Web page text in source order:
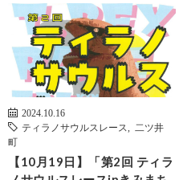
2024.10.16
ティラノサウルスレース
二ツ井
町
【10月19日】「第2回 ティラ